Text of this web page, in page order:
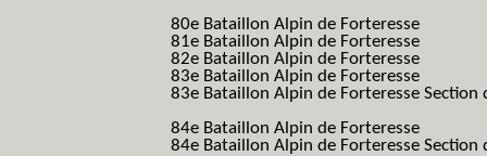
80e Bataillon Alpin de Forteresse
81e Bataillon Alpin de Forteresse
82e Bataillon Alpin de Forteresse
83e Bataillon Alpin de Forteresse
83e Bataillon Alpin de Forteresse
84e Bataillon Alpin de Forteresse
84e Bataillon Alpin de Forteresse